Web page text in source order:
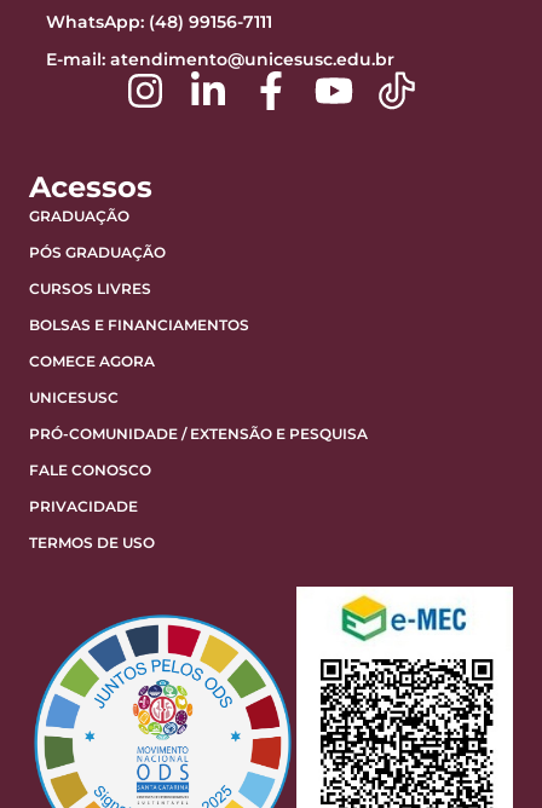
WhatsApp: (48) 99156-7111
E-mail: atendimento@unicesusc.edu.br
Acessos
GRADUAÇÃO
PÓS GRADUAÇÃO
CURSOS LIVRES
BOLSAS E FINANCIAMENTOS
COMECE AGORA
UNICESUSC
PRÓ-COMUNIDADE / EXTENSÃO E PESQUISA
FALE CONOSCO
PRIVACIDADE
TERMOS DE USO